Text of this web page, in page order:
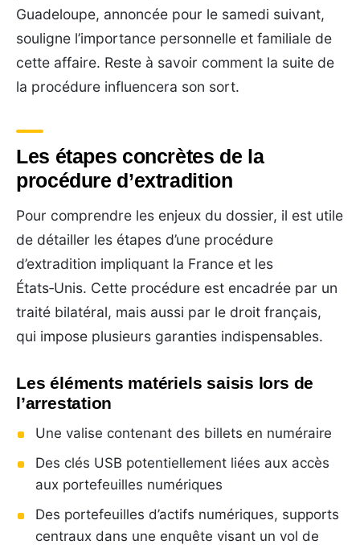
Guadeloupe, annoncée pour le samedi suivant,
souligne l’importance personnelle et familiale de
cette affaire. Reste à savoir comment la suite de
la procédure influencera son sort.
Les étapes concrètes de la
procédure d’extradition
Pour comprendre les enjeux du dossier, il est utile
de détailler les étapes d’une procédure
d’extradition impliquant la France et les
États‑Unis. Cette procédure est encadrée par un
traité bilatéral, mais aussi par le droit français,
qui impose plusieurs garanties indispensables.
Les éléments matériels saisis lors de
l’arrestation
Une valise contenant des billets en numéraire
Des clés USB potentiellement liées aux accès
aux portefeuilles numériques
Des portefeuilles d’actifs numériques, supports
centraux dans une enquête visant un vol de